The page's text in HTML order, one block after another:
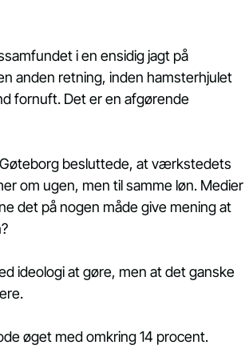
i en ensidig jagt på
anden retning, inden hamsterhjulet
fornuft. Det er en afgørende
besluttede, at værkstedets
om ugen, men til samme løn.
det på nogen måde give mening at
ideologi at gøre, men at det ganske
øget med omkring 14 procent.